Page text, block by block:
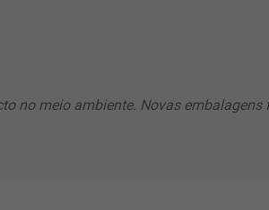
no meio ambiente. Novas embalagens